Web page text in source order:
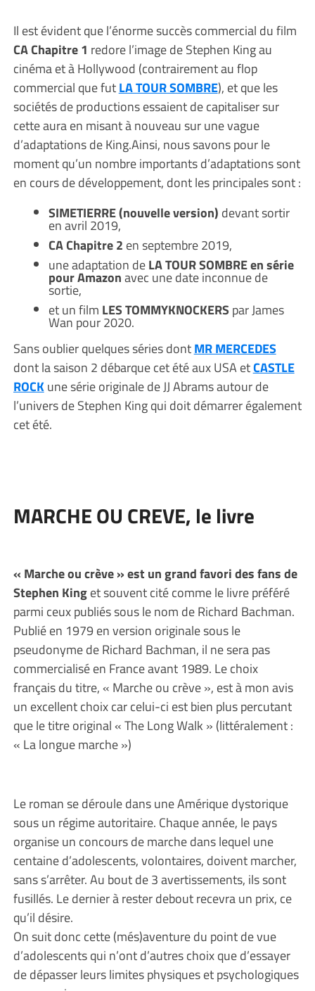
Il est évident que l’énorme succès commercial du film
CA Chapitre 1 redore l’image de Stephen King au
cinéma et à Hollywood (contrairement au flop
commercial que futLA TOUR SOMBRE), et que les
sociétés de productions essaient de capitaliser sur
cette aura en misant à nouveau sur une vague
d’adaptations de King.Ainsi, nous savons pour le
moment qu’un nombre importants d’adaptations sont
en cours de développement, dont les principales sont :
SIMETIERRE (nouvelle version) devant sortir
en avril 2019,
CA Chapitre 2 en septembre 2019,
une adaptation deLA TOUR SOMBRE en série
pour Amazonavec une date inconnue de
sortie,
et un film LES TOMMYKNOCKERS par James
Wan pour 2020.
Sans oublier quelques séries dontMR MERCEDES
dont la saison 2 débarque cet été aux USA etCASTLE
ROCKune série originale de JJ Abrams autour de
l’univers de Stephen King qui doit démarrer également
cet été.
MARCHE OU CREVE, le livre
« Marche ou crève » est un grand favori des fans de
Stephen Kinget souvent cité comme le livre préféré
parmi ceux publiés sous le nom de Richard Bachman.
Publié en 1979 en version originale sous le
pseudonyme de Richard Bachman, il ne sera pas
commercialisé en France avant 1989. Le choix
français du titre, « Marche ou crève », est à mon avis
un excellent choix car celui-ci est bien plus percutant
que le titre original « The Long Walk » (littéralement :
« La longue marche »)
Le roman se déroule dans une Amérique dystorique
sous un régime autoritaire. Chaque année, le pays
organise un concours de marche dans lequel une
centaine d’adolescents, volontaires, doivent marcher,
sans s’arrêter. Au bout de 3 avertissements, ils sont
fusillés. Le dernier à rester debout recevra un prix, ce
qu’il désire.
On suit donc cette (més)aventure du point de vue
d’adolescents qui n’ont d’autres choix que d’essayer
de dépasser leurs limites physiques et psychologiques